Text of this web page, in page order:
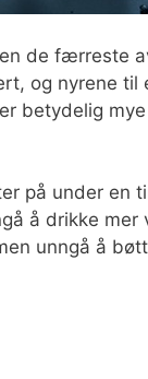
de færreste
og nyrene til
betydelig
på under en
å drikke mer
unngå å